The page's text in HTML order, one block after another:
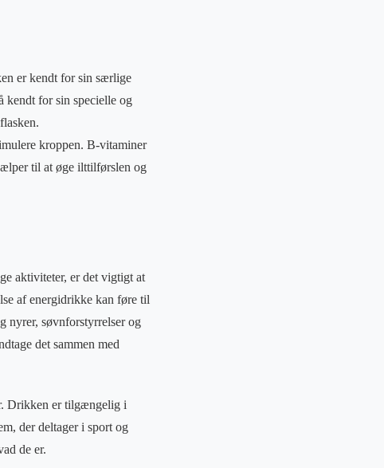
er kendt for sin særlige
kendt for sin specielle og
kroppen. B-vitaminer
til at øge ilttilførslen og
aktiviteter, er det vigtigt at
af energidrikke kan føre til
nyrer, søvnforstyrrelser og
det sammen med
Drikken er tilgængelig i
der deltager i sport og
de er.